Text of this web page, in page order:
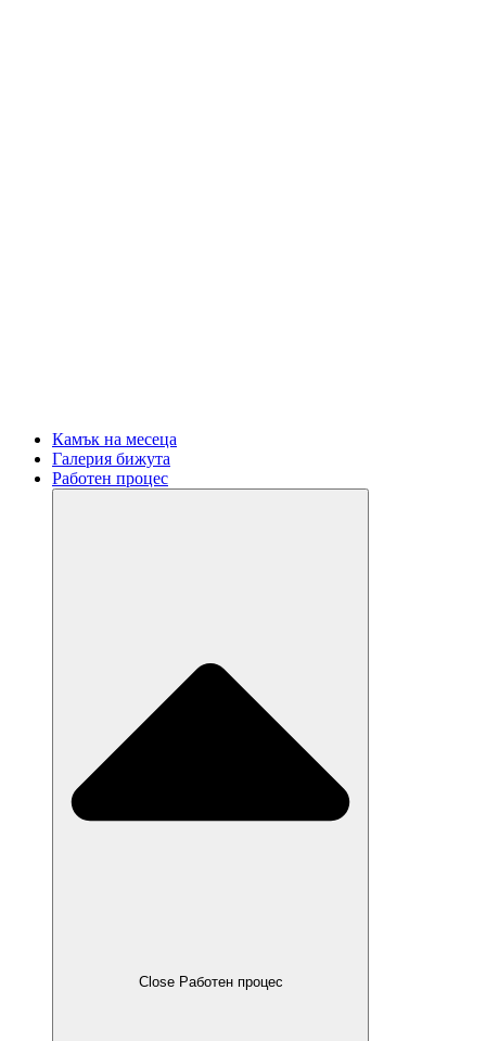
Камък на месеца
Галерия бижута
Работен процес
Close Работен процес